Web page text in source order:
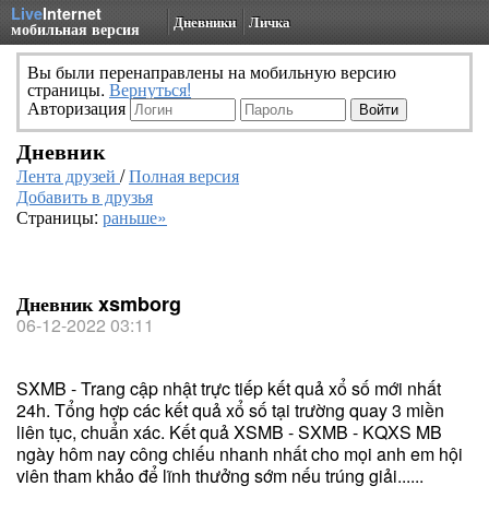
LiveInternet
мобильная версия Дневники Личка
Вы были перенаправлены на мобильную версию
страницы. Вернуться!
Авторизация
Дневник
Лента друзей /Полная версия
Добавить в друзья
Страницы: раньше»
Дневник xsmborg
06-12-2022 03:11
SXMB - Trang cập nhật trực tiếp kết quả xổ số mới nhất
24h. Tổng hợp các kết quả xổ số tại trường quay 3 miền
liên tục, chuẩn xác. Kết quả XSMB - SXMB - KQXS MB
ngày hôm nay công chiếu nhanh nhất cho mọi anh em hội
viên tham khảo để lĩnh thưởng sớm nếu trúng giải......